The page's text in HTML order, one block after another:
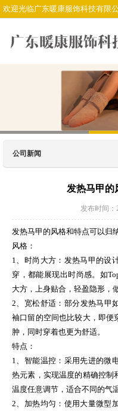
欢迎光临广东暖康服饰科技有限
公司新闻
发热马甲的
发布时间
发热马甲的风格和特点可以归
风格：
1、时尚大方：发热马甲的设
穿，都能展现出时尚感。如
大方，上身贴合，轻盈隐形，
2、宽松舒适：部分发热马甲
袖口留的空间也比较大，即便
肿，同时穿着也更为舒适。
特点：
1、智能温控：采用先进的微
热元素，实现温度的精确控制
温度任意调节，适合不同的气
2、加热均匀：使用大量微型